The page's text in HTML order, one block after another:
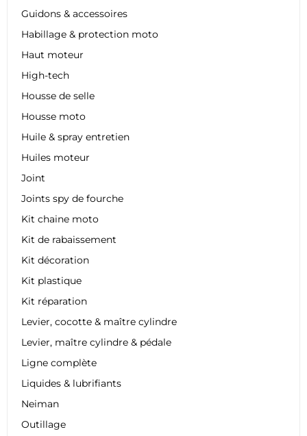
Guidons & accessoires
Habillage & protection moto
Haut moteur
High-tech
Housse de selle
Housse moto
Huile & spray entretien
Huiles moteur
Joint
Joints spy de fourche
Kit chaine moto
Kit de rabaissement
Kit décoration
Kit plastique
Kit réparation
Levier, cocotte & maître cylindre
Levier, maître cylindre & pédale
Ligne complète
Liquides & lubrifiants
Neiman
Outillage